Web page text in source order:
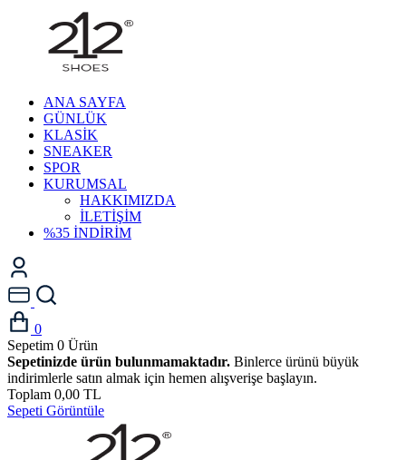
ANA SAYFA
GÜNLÜK
KLASİK
SNEAKER
SPOR
KURUMSAL
HAKKIMIZDA
İLETİŞİM
%35 İNDİRİM
0
Sepetim 0 Ürün
Sepetinizde ürün bulunmamaktadır. Binlerce ürünü büyük
indirimlerle satın almak için hemen alışverişe başlayın.
Toplam 0,00 TL
Sepeti Görüntüle